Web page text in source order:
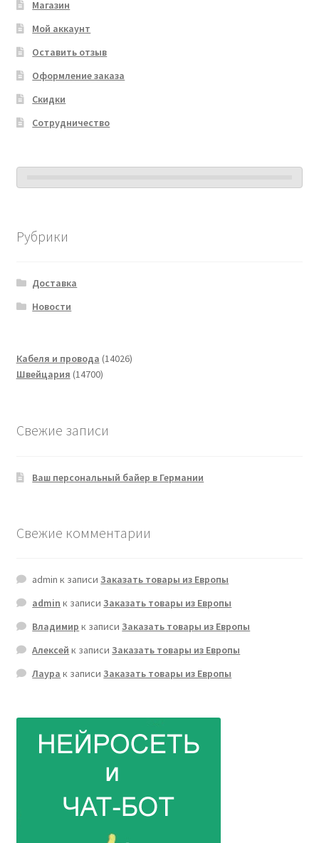
Магазин
Мой аккаунт
Оставить отзыв
Оформление заказа
Скидки
Сотрудничество
Рубрики
Доставка
Новости
Кабеля и провода 1402614026
Швейцария 1470014700
Свежие записи
Ваш персональный байер в Германии
Свежие комментарии
admin к записиЗаказать товары из Европы
admin к записиЗаказать товары из Европы
Владимир к записиЗаказать товары из Европы
Алексей к записиЗаказать товары из Европы
Лаура к записиЗаказать товары из Европы